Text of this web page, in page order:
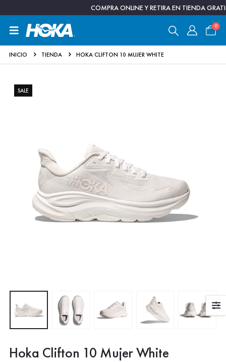
COMPRA ONLINE Y RETIRA EN TIENDA
0
INICIO TIENDA HOKA CLIFTON 10 MUJER WHITE
SALE
Hoka Clifton 10 Mujer White